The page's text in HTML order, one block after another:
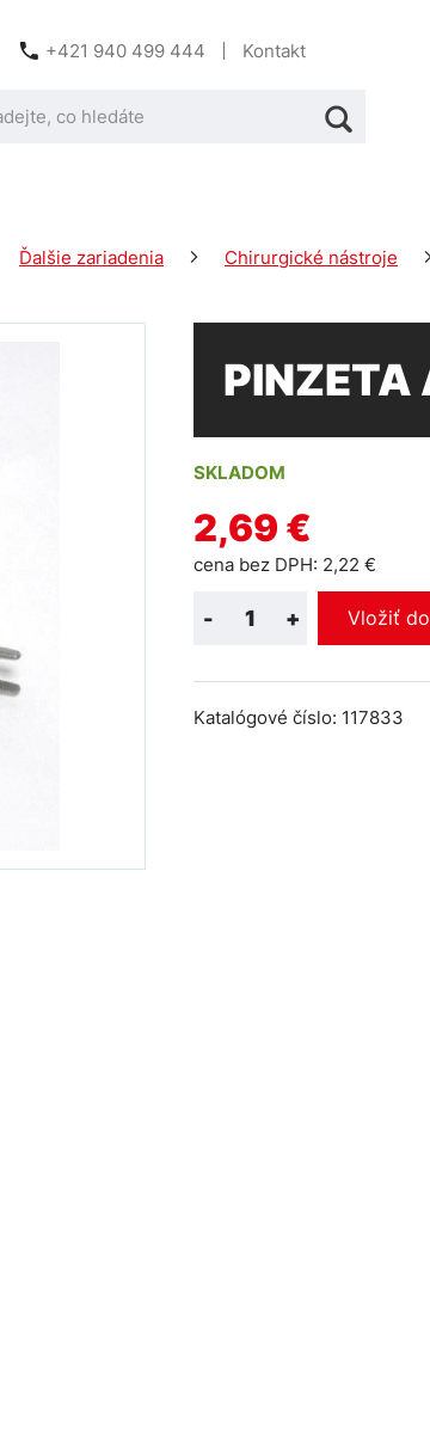
+421 940 499 444 Kontakt
Ďalšie zariadenia Chirurgické nástroje
SKLADOM
2,69 €
cena bez DPH: 2,22 €
+
- Vložiť
Katalógové číslo: 117833